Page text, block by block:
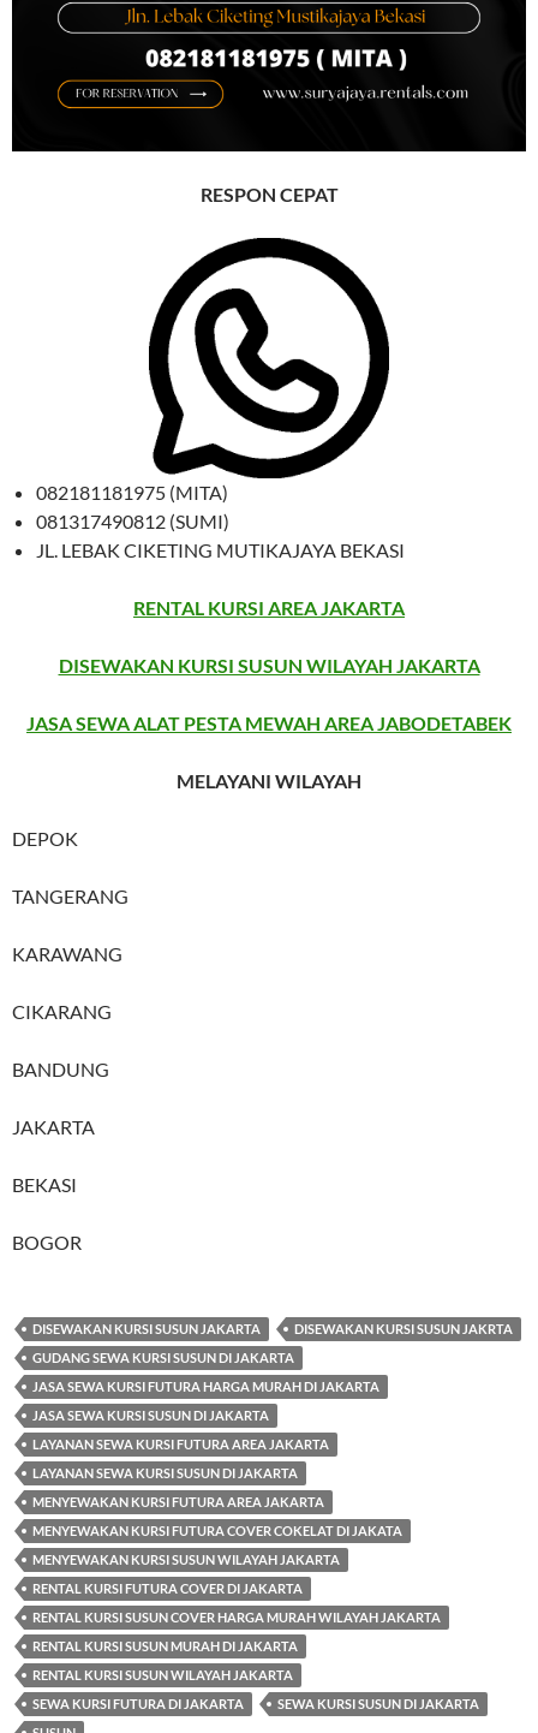
RESPON CEPAT
082181181975 (MITA)
081317490812 (SUMI)
JL. LEBAK CIKETING MUTIKAJAYA BEKASI
RENTAL KURSI AREA JAKARTA
DISEWAKAN KURSI SUSUN WILAYAH JAKARTA
JASA SEWA ALAT PESTA MEWAH AREA JABODETABEK
MELAYANI WILAYAH
DEPOK
TANGERANG
KARAWANG
CIKARANG
BANDUNG
JAKARTA
BEKASI
BOGOR
DISEWAKAN KURSI SUSUN JAKARTA
DISEWAKAN KURSI SUSUN JAKRTA
GUDANG SEWA KURSI SUSUN DI JAKARTA
JASA SEWA KURSI FUTURA HARGA MURAH DI JAKARTA
JASA SEWA KURSI SUSUN DI JAKARTA
LAYANAN SEWA KURSI FUTURA AREA JAKARTA
LAYANAN SEWA KURSI SUSUN DI JAKARTA
MENYEWAKAN KURSI FUTURA AREA JAKARTA
MENYEWAKAN KURSI FUTURA COVER COKELAT DI JAKATA
MENYEWAKAN KURSI SUSUN WILAYAH JAKARTA
RENTAL KURSI FUTURA COVER DI JAKARTA
RENTAL KURSI SUSUN COVER HARGA MURAH WILAYAH JAKARTA
RENTAL KURSI SUSUN MURAH DI JAKARTA
RENTAL KURSI SUSUN WILAYAH JAKARTA
SEWA KURSI FUTURA DI JAKARTA
SEWA KURSI SUSUN DI JAKARTA